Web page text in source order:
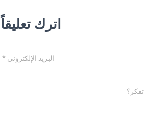
اترك تعليقاً
البريد الإلكتروني *